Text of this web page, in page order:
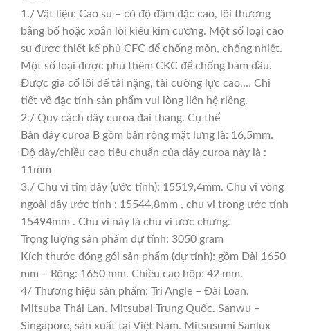
1./ Vật liệu: Cao su – có độ đậm đặc cao, lõi thường
bằng bố hoặc xoắn lõi kiểu kim cương. Một số loại cao
su được thiết kế phủ CFC để chống mòn, chống nhiệt.
Một số loại được phủ thêm CKC để chống bám dầu.
Được gia cố lõi để tải nặng, tải cường lực cao,… Chi
tiết về đặc tính sản phẩm vui lòng liên hệ riêng.
2./ Quy cách dây curoa đai thang. Cụ thể
Bản dây curoa B gồm bản rộng mặt lưng là: 16,5mm.
Độ dày/chiều cao tiêu chuẩn của dây curoa này là :
11mm
3./ Chu vi tim dây (ước tính): 15519,4mm. Chu vi vòng
ngoài dây ước tính : 15544,8mm , chu vi trong ước tính
15494mm . Chu vi này là chu vi ước chừng.
Trọng lượng sản phẩm dự tính: 3050 gram
Kích thước đóng gói sản phẩm (dự tính): gồm Dài 1650
mm – Rộng: 1650 mm. Chiều cao hộp: 42 mm.
4/ Thương hiệu sản phẩm: Tri Angle – Đài Loan.
Mitsuba Thái Lan. Mitsubai Trung Quốc. Sanwu –
Singapore, sản xuất tại Việt Nam. Mitsusumi Sanlux